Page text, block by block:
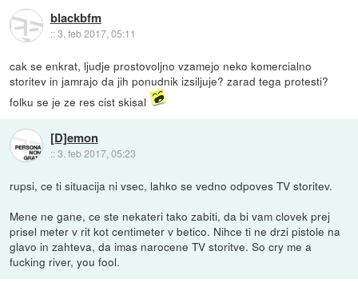
blackbfm
::3. feb 2017, 05:11
cak se enkrat, ljudje prostovoljno vzamejo neko komercialno
storitev in jamrajo da jih ponudnik izsiljuje? zarad tega protesti?
folku se je ze res cist skisal
[D]emon
::3. feb 2017, 05:23
rupsi, ce ti situacija ni vsec, lahko se vedno odpoves TV storitev.
Mene ne gane, ce ste nekateri tako zabiti, da bi vam clovek prej
prisel meter v rit kot centimeter v betico. Nihce ti ne drzi pistole na
glavo in zahteva, da imas narocene TV storitve. So cry me a
fucking river, you fool.